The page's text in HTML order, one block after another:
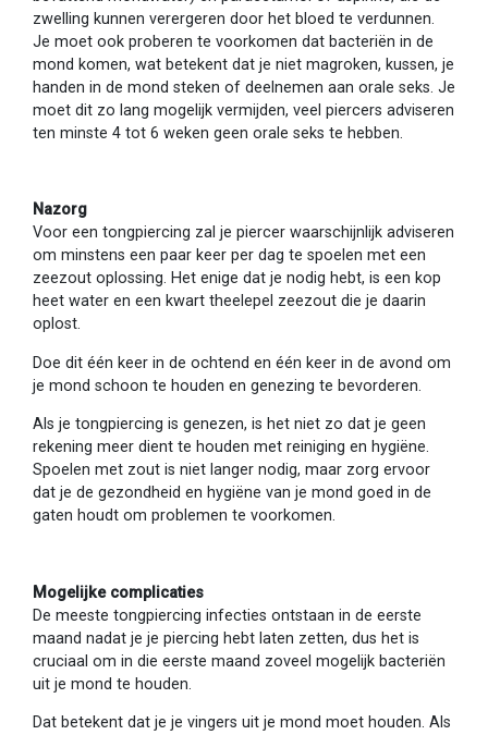
zwelling kunnen verergeren door het bloed te verdunnen.
Je moet ook proberen te voorkomen dat bacteriën in de
mond komen, wat betekent dat je niet magroken, kussen, je
handen in de mond steken of deelnemen aan orale seks. Je
moet dit zo lang mogelijk vermijden, veel piercers adviseren
ten minste 4 tot 6 weken geen orale seks te hebben.
Nazorg
Voor een tongpiercing zal je piercer waarschijnlijk adviseren
om minstens een paar keer per dag te spoelen met een
zeezout oplossing. Het enige dat je nodig hebt, is een kop
heet water en een kwart theelepel zeezout die je daarin
oplost.
Doe dit één keer in de ochtend en één keer in de avond om
je mond schoon te houden en genezing te bevorderen.
Als je tongpiercing is genezen, is het niet zo dat je geen
rekening meer dient te houden met reiniging en hygiëne.
Spoelen met zout is niet langer nodig, maar zorg ervoor
dat je de gezondheid en hygiëne van je mond goed in de
gaten houdt om problemen te voorkomen.
Mogelijke complicaties
De meeste tongpiercing infecties ontstaan in de eerste
maand nadat je je piercing hebt laten zetten, dus het is
cruciaal om in die eerste maand zoveel mogelijk bacteriën
uit je mond te houden.
Dat betekent dat je je vingers uit je mond moet houden. Als